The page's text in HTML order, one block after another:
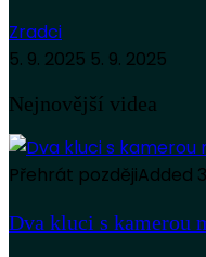
Zradci
5. 9. 2025 5. 9. 2025
Nejnovější videa
Přehrát pozdějiAdded
Dva kluci s kamerou